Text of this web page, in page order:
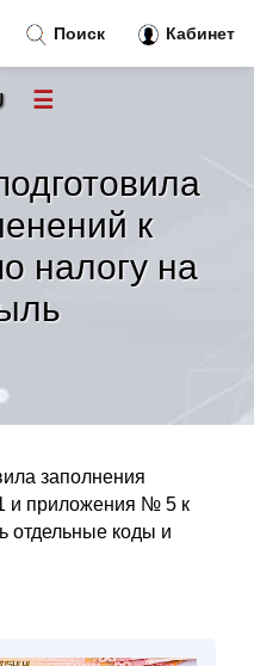
к
налогу на
заполнения
1 и приложения № 5 к
отдельные коды и
Поиск Кабинет
☰